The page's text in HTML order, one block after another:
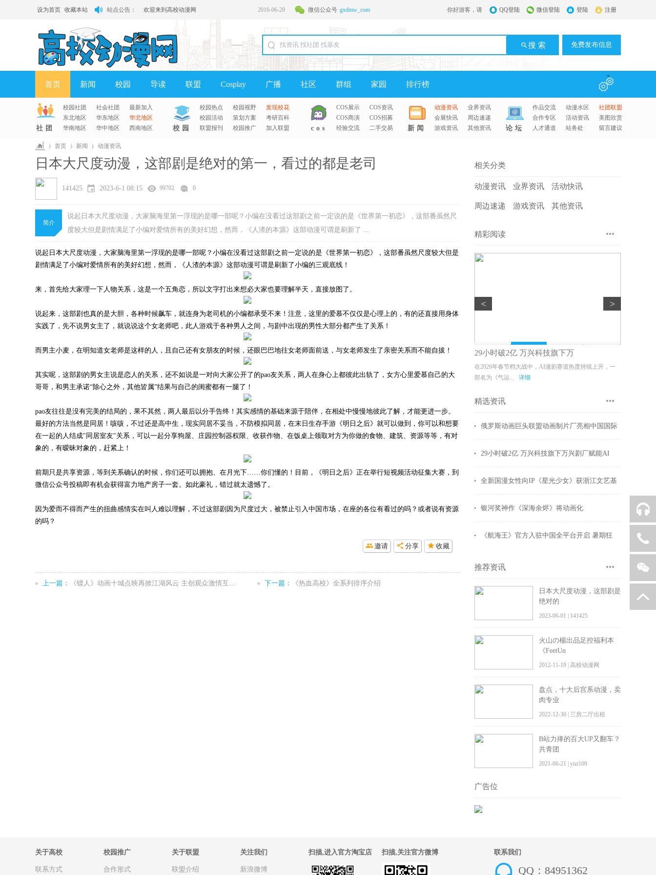
设为首页 收藏本站 站点公告： 欢迎来到高校动漫网 2016-06-28
2016-06-28
微信公众号 gxdmw_com 你好游客，请 QQ登陆 微信登陆 登陆 注册
搜 索 免费发布信息
首页 新闻 校园 导读 联盟 Cosplay 广播 社区 群组 家园 排行榜
淘帖 日志 相册 分享 记录
社团
校园社团 社会社团
最新加入
东北地区
华东地区
华北地区
华南地区
华中地区 西南地区 校园
校园热点 校园视野
发现校花
校园活动
策划方案
考研百科
联盟报刊
校园推广 加入联盟 cos
COS展示
COS资讯
COS商演
COS招募
经验交流
二手交易 新闻
动漫资讯
业界资讯
会展快讯
周边速递
游戏资讯
其他资讯 论坛
作品交流 动漫水区
社团联盟
合作专区
活动资讯
美图欣赏
人才通道
站务处 留言建议
QQ客服
010-83233736
关注我们
返回顶部
高
动
› 首页 › 新闻 › 动漫资讯
日本大尺度动漫，这部剧是绝对的第一，看过的都是老司
机！
141425 2023-6-1 08:15 99702 0
简介
说起日本大尺度动漫，大家脑海里第一浮现的是哪一部呢？小编在没看过这部剧之前一定说的是《世界第一初恋》，这部番虽然尺
度较大但是剧情满足了小编对爱情所有的美好幻想，然而，《人渣的本源》这部动漫可谓是刷新了 ...
说起日本大尺度动漫，大家脑海里第一浮现的是哪一部呢？小编在没看过这部剧之前一定说的是《世界第一初恋》，这部番虽然尺度较大但是
剧情满足了小编对爱情所有的美好幻想，然而，《人渣的本源》这部动漫可谓是刷新了小编的三观底线！
来，首先给大家理一下人物关系，这是一个五角恋，所以文字打出来想必大家也要理解半天，直接放图了。
说起来，这部剧也真的是大胆，各种时候飙车，就连身为老司机的小编都承受不来！注意，这里的爱慕不仅仅是心理上的，有的还直接用身体
实践了，先不说男女主了，就说说这个女老师吧，此人游戏于各种男人之间，与剧中出现的男性大部分都产生了关系！
而男主小麦，在明知道女老师是这样的人，且自己还有女朋友的时候，还眼巴巴地往女老师面前送，与女老师发生了亲密关系而不能自拔！
其实呢，这部剧的男女主说是恋人的关系，还不如说是一对向大家公开了的pao友关系，两人在身心上都彼此出轨了，女方心里爱慕自己的大
哥哥，和男主承诺“除心之外，其他皆属”结果与自己的闺蜜都有一腿了！
pao友往往是没有完美的结局的，果不其然，两人最后以分手告终！其实感情的基础来源于陪伴，在相处中慢慢地彼此了解，才能更进一步。
最好的方法当然是同居！咳咳，不过还是高中生，现实同居不妥当，不防模拟同居，在末日生存手游《明日之后》就可以做到，你可以和想要
在一起的人结成"同居室友"关系，可以一起分享狗屋、庄园控制器权限、收获作物、在饭桌上领取对方为你做的食物、建筑、资源等等，有对
象的，有暧昧对象的，赶紧上！
前期只是共享资源，等到关系确认的时候，你们还可以拥抱、在月光下……你们懂的！目前，《明日之后》正在举行短视频活动征集大赛，到
微信公众号投稿即有机会获得富力地产房子一套。如此豪礼，错过就太遗憾了。
因为爱而不得而产生的扭曲感情实在叫人难以理解，不过这部剧因为尺度过大，被禁止引入中国市场，在座的各位有看过的吗？或者说有资源
的吗？
收藏
分享
邀请
上一篇： 《镖人》动画十城点映再掀江湖风云 主创观众激情互动共话武侠梦 下一篇： 《热血高校》全系列排序介绍
相关分类
动漫资讯 业界资讯 活动快讯
周边速递 游戏资讯 其他资讯
精彩阅读
俄罗斯动画巨头联盟动画制片厂
画”）迎来...
详细
29小时破2亿 万兴科技旗下万
在2026年春节档大战中，AI漫剧赛道热度持续上升，一
部名为《气运...
详细
< >
精选资讯
俄罗斯动画巨头联盟动画制片厂亮相中国国际
29小时破2亿 万兴科技旗下万兴剧厂赋能AI
全新国漫女性向IP《星光少女》获浙江文艺基
银河奖神作《深海余烬》将动画化
《航海王》官方入驻中国全平台开启 暑期狂
推荐资讯
日本大尺度动漫，这部剧是
绝对的
2023-06-01 | 141425
火山の楊出品足控福利本
《FeetUn
2012-11-19 | 高校动漫网
盘点，十大后宫系动漫，卖
肉专业
2022-12-30 | 三房二厅出租
B站力捧的百大UP又翻车？
共青团
2021-06-21 | yizi109
广告位
关于高校
联系方式
校园推广
合作形式
关于联盟
联盟介绍
关注我们
新浪微博
扫描,进入官方淘宝店 扫描,关注官方微博 联系我们
QQ：84951362